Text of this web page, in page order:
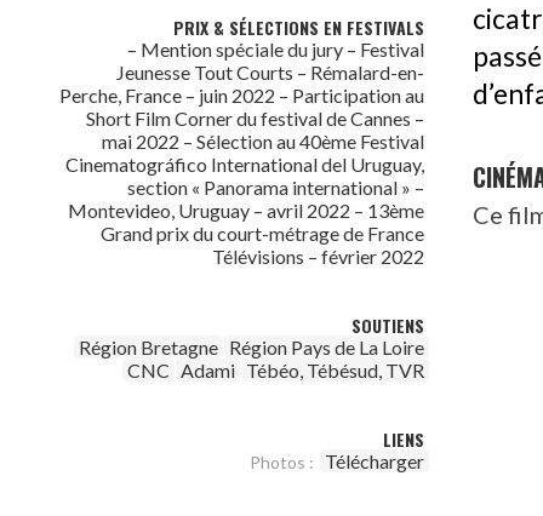
PRIX & SÉLECTIONS EN FESTIVALS
– Mention spéciale du jury – Festival
Jeunesse Tout Courts – Rémalard-en-
Perche, France – juin 2022 – Participation au
Short Film Corner du festival de Cannes –
mai 2022 – Sélection au 40ème Festival
Cinematográfico International del Uruguay,
section « Panorama international » –
Montevideo, Uruguay – avril 2022 – 13ème
Grand prix du court-métrage de France
Télévisions – février 2022
SOUTIENS
Région Bretagne Région Pays de La Loire
CNC Adami Tébéo, Tébésud, TVR
LIENS
Photos : Télécharger
Ce